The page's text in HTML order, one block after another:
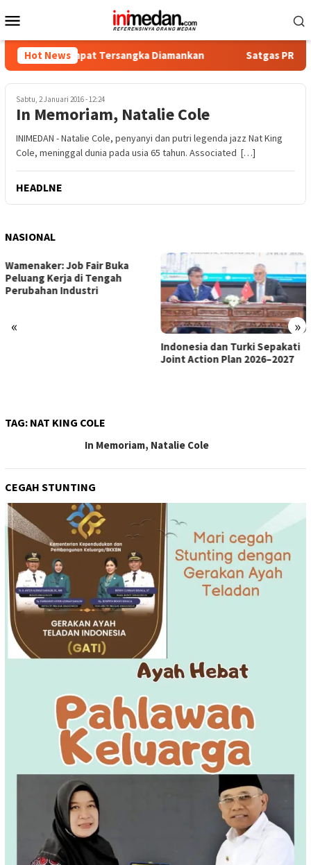
ke
Mobile
Hot News
Empat Tersangka Diamankan Satgas PRR Pacu
Sabtu, 2 Januari 2016 - 12:24
In Memoriam, Natalie Cole
INIMEDAN - Natalie Cole, penyanyi dan putri legenda jazz Nat King
Cole, meninggal dunia pada usia 65 tahun. Associated […]
HEADLNE
NASIONAL
« »
Satgas PRR Pacu Realisasi
Tambahan TKD Aceh Rp1,65
TAG: NAT KING COLE
In Memoriam, Natalie Cole
CEGAH STUNTING